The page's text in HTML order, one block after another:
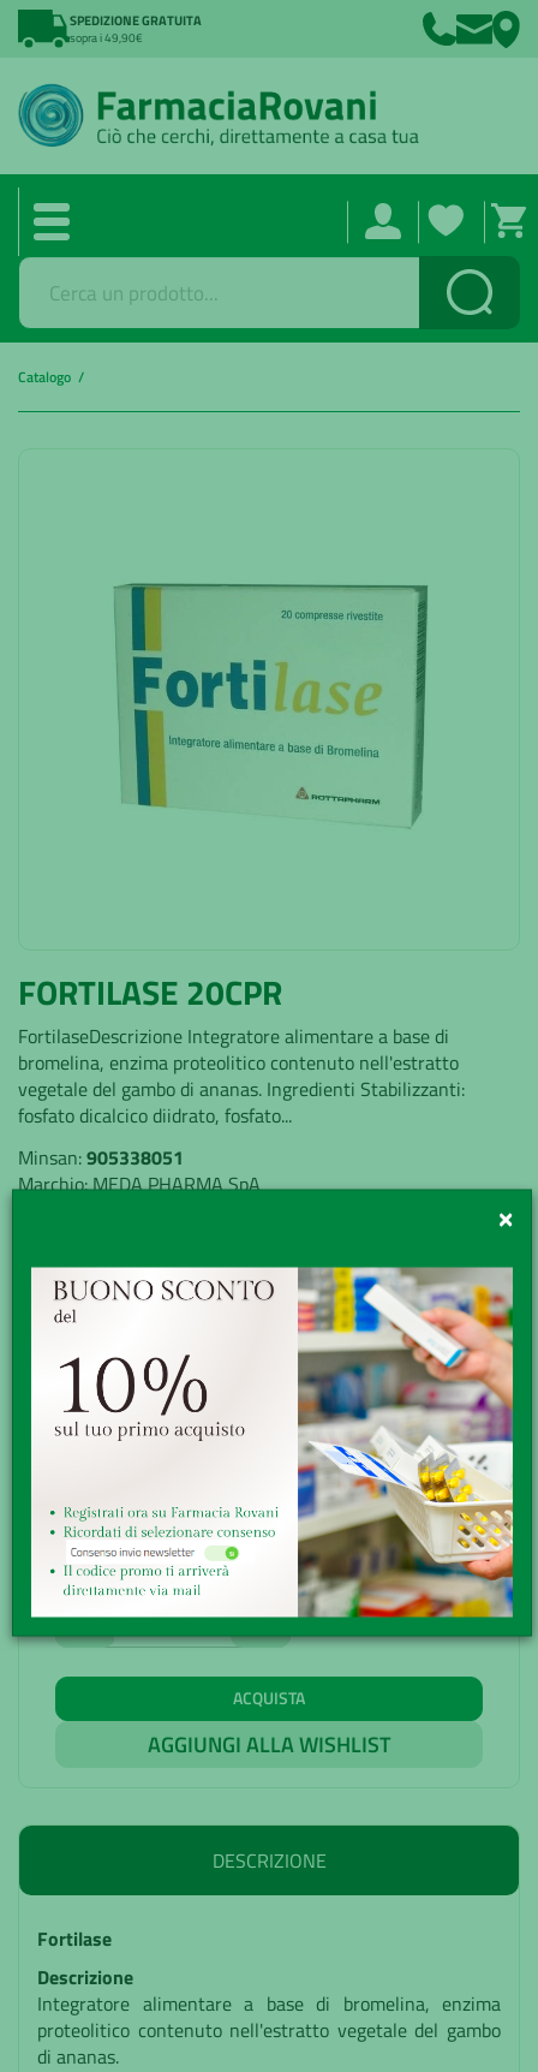
SPEDIZIONE GRATUITA
sopra i 49,90€
Cerca
Catalogo /
FORTILASE 20CPR
FortilaseDescrizione Integratore alimentare a base di
bromelina, enzima proteolitico contenuto nell'estratto
vegetale del gambo di ananas. Ingredienti Stabilizzanti:
fosfato dicalcico diidrato, fosfato...
Minsan:905338051
Marchio:MEDA PHARMA SpA
Senza obbligo di ricetta
GRATUITA sopra i 49,90€
Ritiro presso la farmacia
Reso veloce, facile e gratuito
20,30€
Quantità:
- +
ACQUISTA
AGGIUNGI ALLA WISHLIST
DESCRIZIONE
Fortilase
Descrizione
Integratore alimentare a base di bromelina, enzima
proteolitico contenuto nell'estratto vegetale del gambo
di ananas.
×